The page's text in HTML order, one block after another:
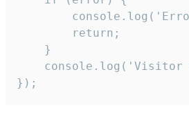
        return;
    }
console.log('Visitor
});